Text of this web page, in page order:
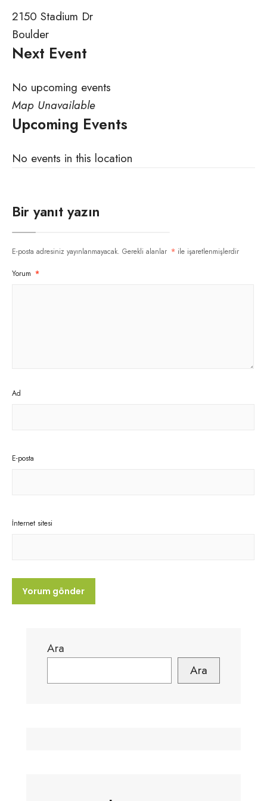
2150 Stadium Dr
Boulder
Next Event
No upcoming events
Map Unavailable
Upcoming Events
No events in this location
Bir yanıt yazın
E-posta adresiniz yayınlanmayacak. Gerekli alanlar * ile işaretlenmişlerdir
Yorum *
Ad
E-posta
İnternet sitesi
Ara
Ara